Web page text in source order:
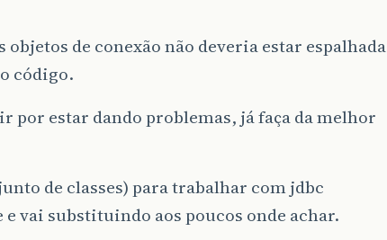
de conexão não deveria estar espalhada
código.
por estar dando problemas, já faça da melhor
de classes) para trabalhar com jdbc
e vai substituindo aos poucos onde achar.